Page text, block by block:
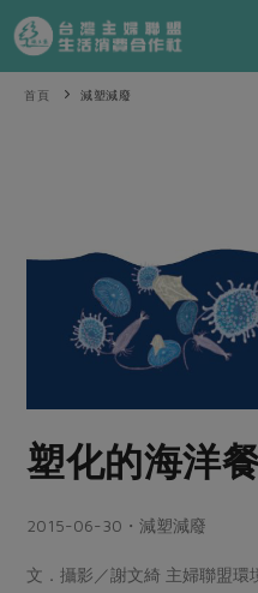
產品分類
奶蛋豆・五穀
水畜加工品
蔬食
料理方式
預購活動
把最好的台灣味帶回家！
防災用品預購圓滿結束
更多預購活動
當季產品
合作25-經典快閃最後一週
綠主張
觀點文章
產品故事
關於合作社
關於我們
合作社組織
員工與求才
首頁 減塑減廢
塑化的海洋
2015-06-30・減塑減廢
文．攝影／謝文綺 主婦聯盟